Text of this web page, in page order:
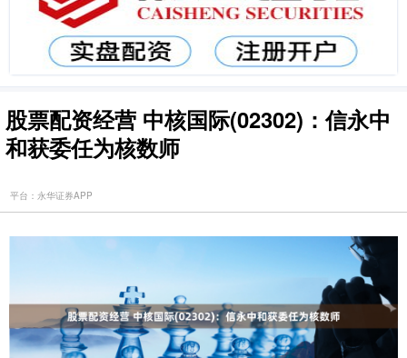
股票配资经营 中核国际(02302)：信永中
和获委任为核数师
平台：永华证券APP